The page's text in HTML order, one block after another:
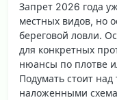
Запрет 2026 года
местных видов, но
береговой ловли.
для конкретных
нюансы по плотве
Подумать стоит над
наложенными